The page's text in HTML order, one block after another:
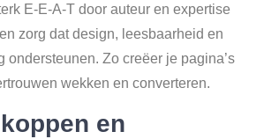
E-E-A-T door auteur en expertise
zorg dat design, leesbaarheid en
ondersteunen. Zo creëer je pagina’s
wekken en converteren.
en